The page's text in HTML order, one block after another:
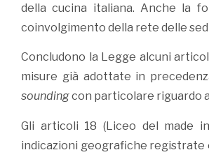
della cucina italiana. Anche la
coinvolgimento della rete delle
Concludono la Legge alcuni
misure già adottate in
soundingcon particolare riguardo
Gli articoli 18 (Liceo del made
indicazioni geografiche registrate